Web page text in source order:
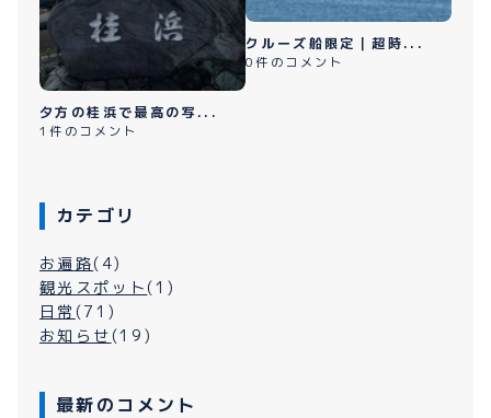
夕方の桂浜で最高の写...
1件のコメント
クルーズ船限定｜超時...
0件のコメント
カテゴリ
お遍路(4)
観光スポット (1)
日常 (71)
お知らせ (19)
最新のコメント